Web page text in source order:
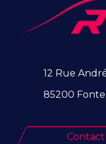
12 Rue
85200
Contact